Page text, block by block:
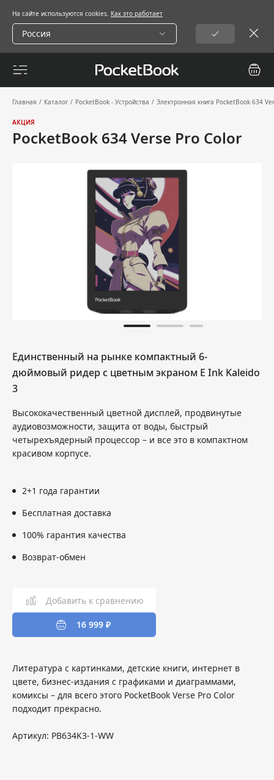
На сайте используются cookies. Как это работает
Россия
Главная / Каталог / PocketBook - Устройства / Электронная книга PocketBook 634
PocketBook 634 Verse Pro Color
АКЦИЯ
Единственный на рынке компактный 6-
дюймовый ридер с цветным экраном E Ink Kaleido
3
Высококачественный цветной дисплей, продвинутые
аудиовозможности, защита от воды, быстрый
четырехъядерный процессор – и все это в компактном
красивом корпусе.
2+1 года гарантии
Бесплатная доставка
100% гарантия качества
Возврат-обмен
Добавить к сравнению
16 999 ₽
Литература с картинками, детские книги, интернет в
цвете, бизнес-издания с графиками и диаграммами,
комиксы – для всего этого PocketBook Verse Pro Color
подходит прекрасно.
Артикул: PB634K3-1-WW